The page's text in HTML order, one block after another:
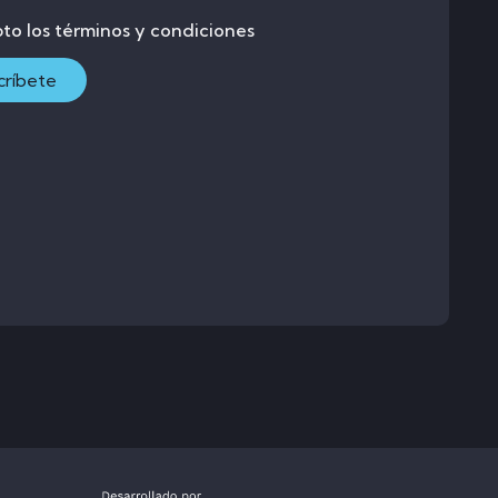
los términos y condiciones